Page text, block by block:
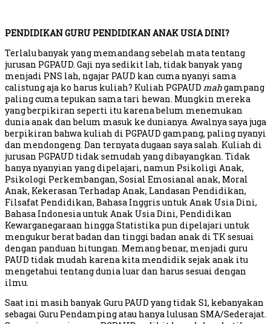
PENDIDIKAN GURU PENDIDIKAN ANAK USIA DINI?
Terlalu banyak yang memandang sebelah mata tentang
jurusan PGPAUD. Gaji nya sedikit lah, tidak banyak yang
menjadi PNS lah, ngajar PAUD kan cuma nyanyi sama
calistung aja ko harus kuliah? Kuliah PGPAUD mahgampang
paling cuma tepukan sama tari hewan. Mungkin mereka
yang berpikiran seperti itu karena belum menemukan
dunia anak dan belum masuk ke dunianya. Awalnya saya juga
berpikiran bahwa kuliah di PGPAUD gampang, paling nyanyi
dan mendongeng. Dan ternyata dugaan saya salah. Kuliah di
jurusan PGPAUD tidak semudah yang dibayangkan. Tidak
hanya nyanyian yang dipelajari, namun Psikoligi Anak,
Psikologi Perkembangan, Sosial Emosianal anak, Moral
Anak, Kekerasan Terhadap Anak, Landasan Pendidikan,
Filsafat Pendidikan, Bahasa Inggris untuk Anak Usia Dini,
Bahasa Indonesia untuk Anak Usia Dini, Pendidikan
Kewarganegaraan hingga Statistika pun dipelajari untuk
mengukur berat badan dan tinggi badan anak di TK sesuai
dengan panduan hitungan. Memang benar, menjadi guru
PAUD tidak mudah karena kita mendidik sejak anak itu
mengetahui tentang dunia luar dan harus sesuai dengan
ilmu.
Saat ini masih banyak Guru PAUD yang tidak S1, kebanyakan
sebagai Guru Pendamping atau hanya lulusan SMA/Sederajat.